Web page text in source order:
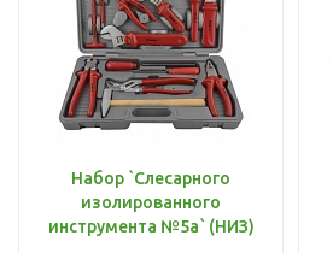
Набор `Слесарного
изолированного
инструмента №5а` (НИЗ)